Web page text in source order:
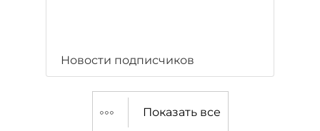
Новости подписчиков
Показать все